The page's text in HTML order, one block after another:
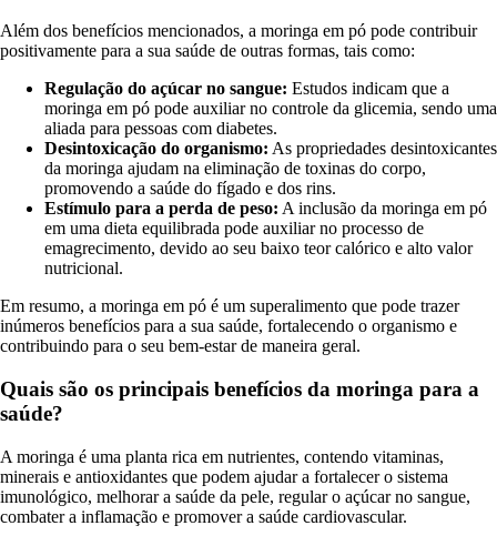
Além dos benefícios mencionados, a moringa em pó pode contribuir
positivamente para a sua saúde de outras formas, tais como:
Regulação do açúcar no sangue: Estudos indicam que a
moringa em pó pode auxiliar no controle da glicemia, sendo uma
aliada para pessoas com diabetes.
Desintoxicação do organismo: As propriedades desintoxicantes
da moringa ajudam na eliminação de toxinas do corpo,
promovendo a saúde do fígado e dos rins.
Estímulo para a perda de peso: A inclusão da moringa em pó
em uma dieta equilibrada pode auxiliar no processo de
emagrecimento, devido ao seu baixo teor calórico e alto valor
nutricional.
Em resumo, a moringa em pó é um superalimento que pode trazer
inúmeros benefícios para a sua saúde, fortalecendo o organismo e
contribuindo para o seu bem-estar de maneira geral.
Quais são os principais benefícios da moringa para a
saúde?
A moringa é uma planta rica em nutrientes, contendo vitaminas,
minerais e antioxidantes que podem ajudar a fortalecer o sistema
imunológico, melhorar a saúde da pele, regular o açúcar no sangue,
combater a inflamação e promover a saúde cardiovascular.